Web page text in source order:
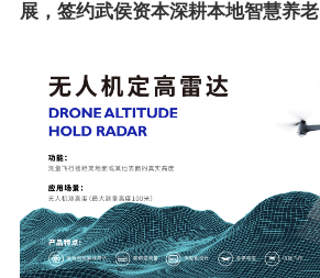
展，签约武侯资本深耕本地智慧养老